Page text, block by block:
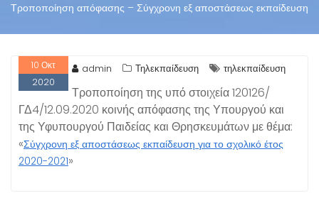
Τροποποίηση απόφασης – Σύγχρονη εξ αποστάσεως εκπαίδευση
10 Οκτ
2020
admin Τηλεκπαίδευση τηλεκπαίδευση
Τροποποίηση της υπό στοιχεία 120126/
ΓΔ4/12.09.2020 κοινής απόφασης της Υπουργού και
της Υφυπουργού Παιδείας και Θρησκευμάτων με θέμα:
«Σύγχρονη εξ αποστάσεως εκπαίδευση για το σχολικό έτος
2020-2021»